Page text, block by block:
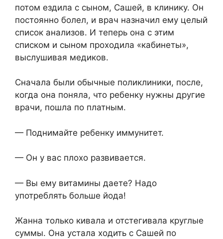
потом ездила с сыном, Сашей, в клинику. Он
постоянно болел, и врач назначил ему целый
список анализов. И теперь она с этим
списком и сыном проходила «кабинеты»,
выслушивая медиков.
Сначала были обычные поликлиники, после,
когда она поняла, что ребенку нужны другие
врачи, пошла по платным.
— Поднимайте ребенку иммунитет.
— Он у вас плохо развивается.
— Вы ему витамины даете? Надо
употреблять больше йода!
Жанна только кивала и отстегивала круглые
суммы. Она устала ходить с Сашей по